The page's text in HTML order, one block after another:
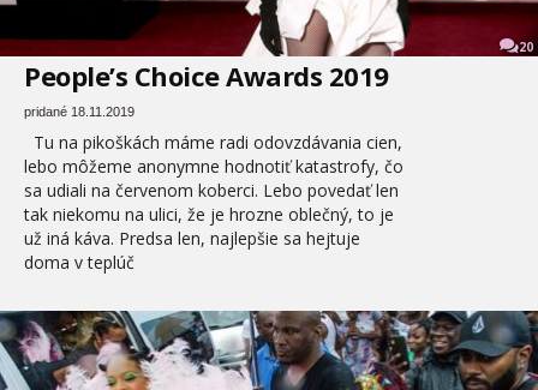
20
People’s Choice Awards 2019
pridané 18.11.2019
Tu na pikoškách máme radi odovzdávania cien,
lebo môžeme anonymne hodnotiť katastrofy, čo
sa udiali na červenom koberci. Lebo povedať len
tak niekomu na ulici, že je hrozne oblečný, to je
už iná káva. Predsa len, najlepšie sa hejtuje
doma v teplúč